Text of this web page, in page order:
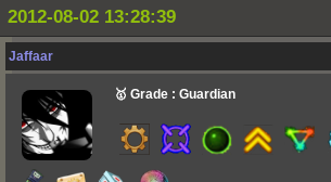
2012-08-02 13:28:39
Jaffaar
🥇 Grade : Guardian